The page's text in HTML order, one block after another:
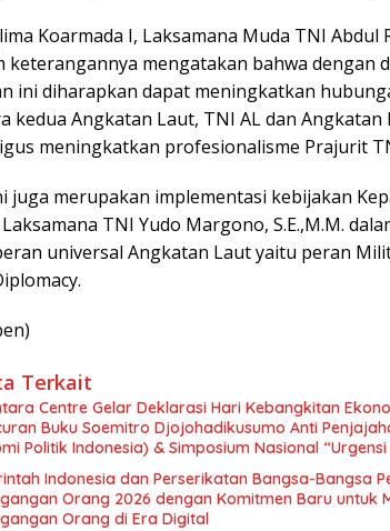
Koarmada I, Laksamana Muda TNI Abdul
keterangannya mengatakan bahwa dengan
ini diharapkan dapat meningkatkan
kedua Angkatan Laut, TNI AL dan Angkatan
meningkatkan profesionalisme Prajurit
juga merupakan implementasi kebijakan
TNI Yudo Margono, S.E.,M.M.
universal Angkatan Laut yaitu peran
Terkait
Centre Gelar Deklarasi Hari Kebangkitan
Buku Soemitro Djojohadikusumo Anti
Politik Indonesia) & Simposium Nasional
Nasional dan Kesejahteraan Sosial dalam
Emas 2045”,
Indonesia dan Perserikatan Bangsa-Bangsa
Orang 2026 dengan Komitmen Baru untuk
Orang di Era Digital